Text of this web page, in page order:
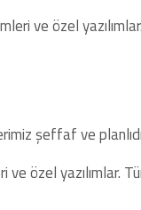
ve özel
şeffaf ve
özel yazılımlar.